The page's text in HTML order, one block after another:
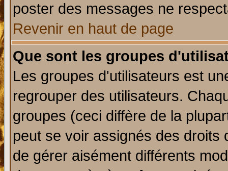
poster des messages ne
Revenir en haut de page
Que sont les groupes
Les groupes d'utilisateurs est
regrouper des utilisateurs.
groupes (ceci diffère de la
peut se voir assignés des
de gérer aisément différents